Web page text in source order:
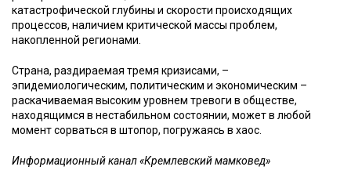
катастрофической глубины и скорости происходящих
процессов, наличием критической массы проблем,
накопленной регионами.
Страна, раздираемая тремя кризисами, –
эпидемиологическим, политическим и экономическим –
раскачиваемая высоким уровнем тревоги в обществе,
находящимся в нестабильном состоянии, может в любой
момент сорваться в штопор, погружаясь в хаос.
Информационный канал «Кремлевский мамковед»